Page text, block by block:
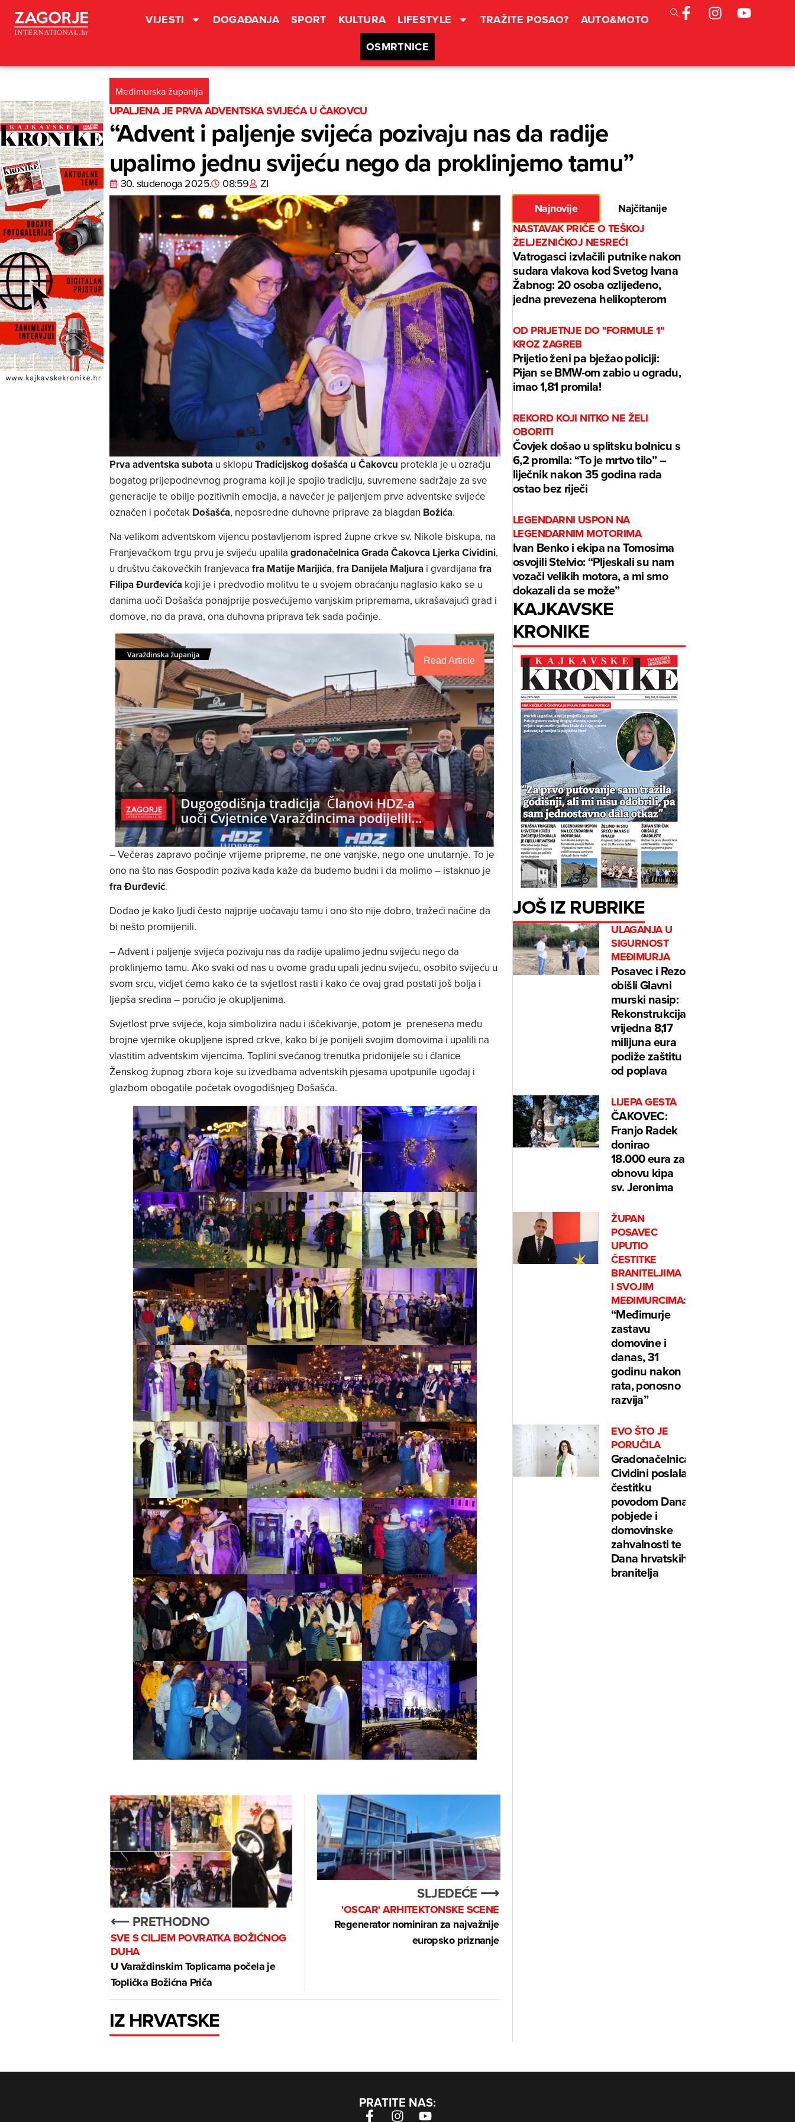
VIJESTI DOGAĐANJA SPORT KULTURA LIFESTYLE TRAŽITE POSAO?
AUTO&MOTO
OSMRTNICE
Međimurska županija
UPALJENA JE PRVA ADVENTSKA SVIJEĆA U ČAKOVCU
“Advent i paljenje svijeća pozivaju nas da radije
upalimo jednu svijeću nego da proklinjemo tamu”
30. studenoga 2025. 08:59 ZI
Prva adventska subotau sklopu Tradicijskog došašća u Čakovcu protekla je u ozračju
bogatog prijepodnevnog programa koji je spojio tradiciju, suvremene sadržaje za sve
generacije te obilje pozitivnih emocija, a navečer je paljenjem prve adventske svijeće
označen i početak Došašća, neposredne duhovne priprave za blagdan Božića.
Na velikom adventskom vijencu postavljenom ispred župne crkve sv. Nikole biskupa, na
Franjevačkom trgu prvu je svijeću upalila gradonačelnica Grada Čakovca Ljerka Cividini,
u društvu čakovečkih franjevaca fra Matije Marijića, fra Danijela Maljurai gvardijana fra
Filipa Đurđevića koji je i predvodio molitvu te u svojem obraćanju naglasio kako se u
danima uoči Došašća ponajprije posvećujemo vanjskim pripremama, ukrašavajući grad i
domove, no da prava, ona duhovna priprava tek sada počinje.
Read Article
– Večeras zapravo počinje vrijeme pripreme, ne one vanjske, nego one unutarnje. To je
ono na što nas Gospodin poziva kada kaže da budemo budni i da molimo – istaknuo je
fra Đurđević.
Dodao je kako ljudi često najprije uočavaju tamu i ono što nije dobro, tražeći načine da
bi nešto promijenili.
– Advent i paljenje svijeća pozivaju nas da radije upalimo jednu svijeću nego da
proklinjemo tamu. Ako svaki od nas u ovome gradu upali jednu svijeću, osobito svijeću u
svom srcu, vidjet ćemo kako će ta svjetlost rasti i kako će ovaj grad postati još bolja i
ljepša sredina – poručio je okupljenima.
Svjetlost prve svijeće, koja simbolizira nadu i iščekivanje, potom je prenesena među
brojne vjernike okupljene ispred crkve, kako bi je ponijeli svojim domovima i upalili na
vlastitim adventskim vijencima. Toplini svečanog trenutka pridonijele su i članice
Ženskog župnog zbora koje su izvedbama adventskih pjesama upotpunile ugođaj i
glazbom obogatile početak ovogodišnjeg Došašća.
⟵ PRETHODNO
SVE S CILJEM POVRATKA BOŽIĆNOG
DUHA
U Varaždinskim Toplicama počela je
Toplička Božićna Priča
SLJEDEĆE ⟶
'OSCAR' ARHITEKTONSKE SCENE
Regenerator nominiran za najvažnije
europsko priznanje
IZ HRVATSKE
Najnovije
Najčitanije
NASTAVAK PRIČE O TEŠKOJ
ŽELJEZNIČKOJ NESREĆI
Vatrogasci izvlačili putnike nakon
sudara vlakova kod Svetog Ivana
Žabnog: 20 osoba ozlijeđeno,
jedna prevezena helikopterom
OD PRIJETNJE DO "FORMULE 1"
KROZ ZAGREB
Prijetio ženi pa bježao policiji:
Pijan se BMW-om zabio u ogradu,
imao 1,81 promila!
REKORD KOJI NITKO NE ŽELI
OBORITI
Čovjek došao u splitsku bolnicu s
6,2 promila: “To je mrtvo tilo” –
liječnik nakon 35 godina rada
ostao bez riječi
LEGENDARNI USPON NA
LEGENDARNIM MOTORIMA
Ivan Benko i ekipa na Tomosima
osvojili Stelvio: “Pljeskali su nam
vozači velikih motora, a mi smo
dokazali da se može”
KAJKAVSKE
KRONIKE
JOŠ IZ RUBRIKE
ULAGANJA U
SIGURNOST
MEĐIMURJA
Posavec i Rezo
obišli Glavni
murski nasip:
Rekonstrukcija
vrijedna 8,17
milijuna eura
podiže zaštitu
od poplava
LIJEPA GESTA
ČAKOVEC:
Franjo Radek
donirao
18.000 eura za
obnovu kipa
sv. Jeronima
ŽUPAN
POSAVEC
UPUTIO
ČESTITKE
BRANITELJIMA
I SVOJIM
MEĐIMURCIMA:
“Međimurje
zastavu
domovine i
danas, 31
godinu nakon
rata, ponosno
razvija”
EVO ŠTO JE
PORUČILA
Gradonačelnica
Cividini poslala
čestitku
povodom Dana
pobjede i
domovinske
zahvalnosti te
Dana hrvatskih
branitelja
PRATITE NAS: